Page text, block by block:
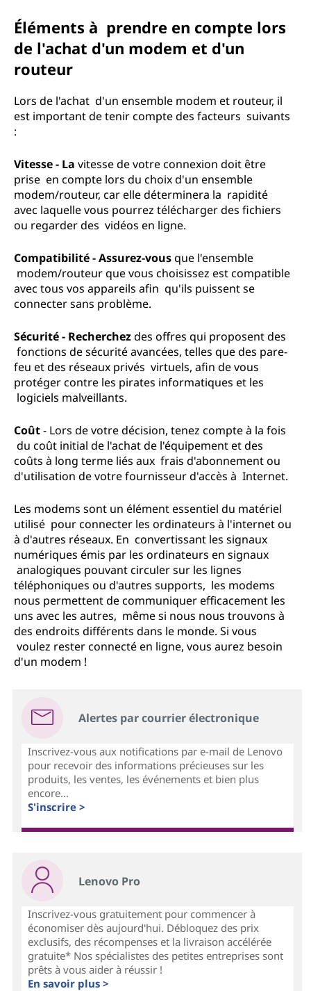
Éléments à prendre en compte lors
de l'achat d'un modem et d'un
routeur
Lors de l'achat d'un ensemble modem et routeur, il
est important de tenir compte des facteurs suivants
:
Vitesse - La vitesse de votre connexion doit être
prise en compte lors du choix d'un ensemble
modem/routeur, car elle déterminera la rapidité
avec laquelle vous pourrez télécharger des fichiers
ou regarder des vidéos en ligne.
Compatibilité - Assurez-vousque l'ensemble
modem/routeur que vous choisissez est compatible
avec tous vos appareils afin qu'ils puissent se
connecter sans problème.
Sécurité - Recherchezdes offres qui proposent des
fonctions de sécurité avancées, telles que des pare-
feu et des réseaux privés virtuels, afin de vous
protéger contre les pirates informatiques et les
logiciels malveillants.
Coût- Lors de votre décision, tenez compte à la fois
du coût initial de l'achat de l'équipement et des
coûts à long terme liés aux frais d'abonnement ou
d'utilisation de votre fournisseur d'accès à Internet.
Les modems sont un élément essentiel du matériel
utilisé pour connecter les ordinateurs à l'internet ou
à d'autres réseaux. En convertissant les signaux
numériques émis par les ordinateurs en signaux
analogiques pouvant circuler sur les lignes
téléphoniques ou d'autres supports, les modems
nous permettent de communiquer efficacement les
uns avec les autres, même si nous nous trouvons à
des endroits différents dans le monde. Si vous
voulez rester connecté en ligne, vous aurez besoin
d'un modem !
Alertes par courrier électronique
Inscrivez-vous aux notifications par e-mail de Lenovo
pour recevoir des informations précieuses sur les
produits, les ventes, les événements et bien plus
encore...
S'inscrire >
Lenovo Pro
Inscrivez-vous gratuitement pour commencer à
économiser dès aujourd'hui. Débloquez des prix
exclusifs, des récompenses et la livraison accélérée
gratuite* Nos spécialistes des petites entreprises sont
prêts à vous aider à réussir !
En savoir plus >